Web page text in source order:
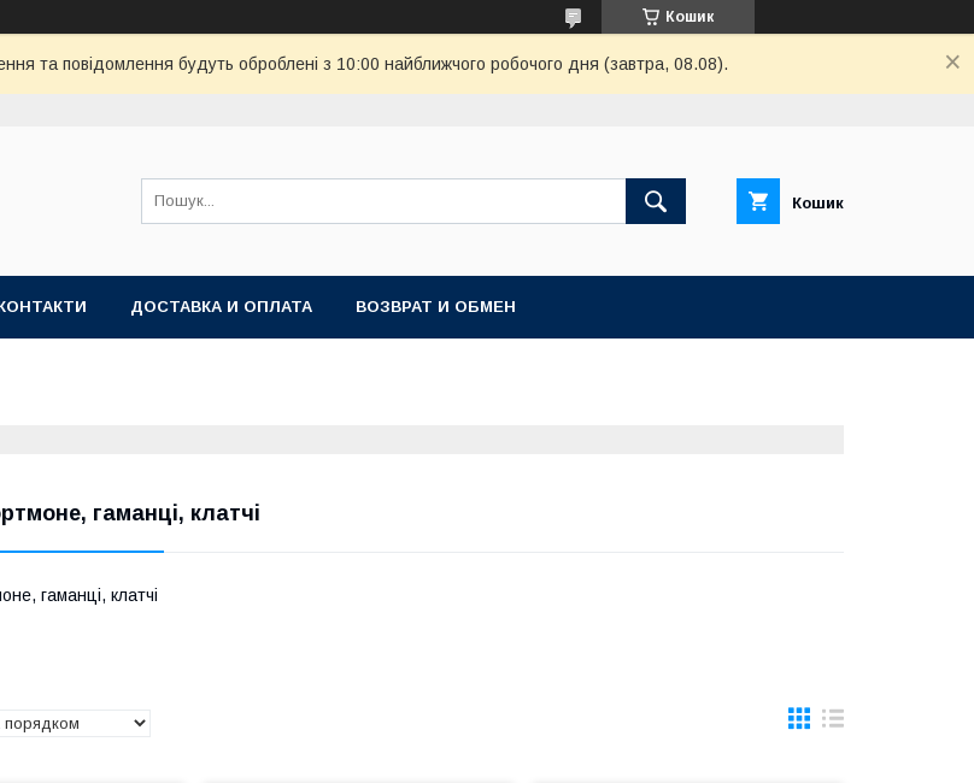
Кошик
та повідомлення будуть оброблені з 10:00 найближчого робочого дня (завтра, 08.08).
Кошик
ДОСТАВКА И ОПЛАТА ВОЗВРАТ И ОБМЕН
гаманці, клатчі
гаманці, клатчі